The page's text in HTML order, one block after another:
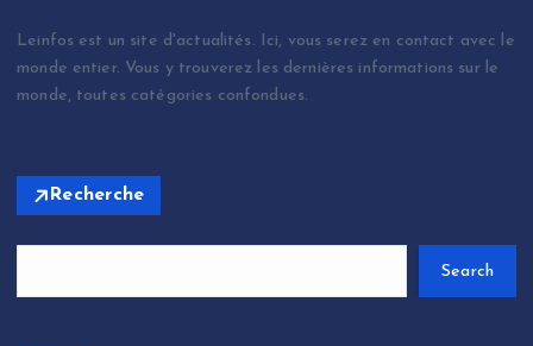
Leinfos est un site d'actualités. Ici, vous serez en contact avec le
monde entier. Vous y trouverez les dernières informations sur le
monde, toutes catégories confondues.
Recherche
Search